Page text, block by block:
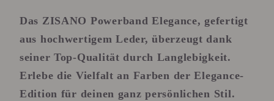
Das ZISANO Powerband Elegance, gefertigt
aus hochwertigem Leder, überzeugt dank
seiner Top-Qualität durch Langlebigkeit.
Erlebe die Vielfalt an Farben der Elegance-
Edition für deinen ganz persönlichen Stil.